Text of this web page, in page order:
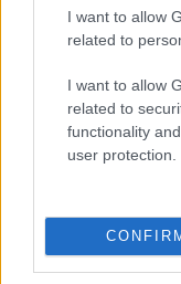
I want to allow
related to
I want to allow
related to
functionality
user protection.